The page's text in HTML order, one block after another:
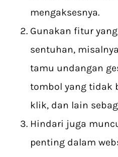
mengaksesnya.
Gunakan fitur
sentuhan,
tamu undangan
tombol yang tidak
klik, dan lain
Hindari juga
penting dalam